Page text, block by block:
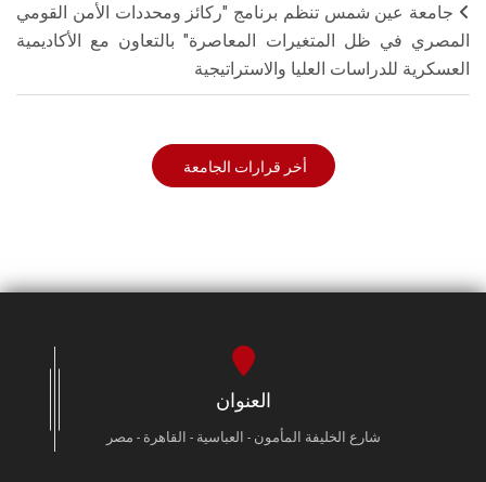
جامعة عين شمس تنظم برنامج "ركائز ومحددات الأمن القومي
المصري في ظل المتغيرات المعاصرة" بالتعاون مع الأكاديمية
العسكرية للدراسات العليا والاستراتيجية
أخر قرارات الجامعة
العنوان
شارع الخليفة المأمون - العباسية - القاهرة - مصر